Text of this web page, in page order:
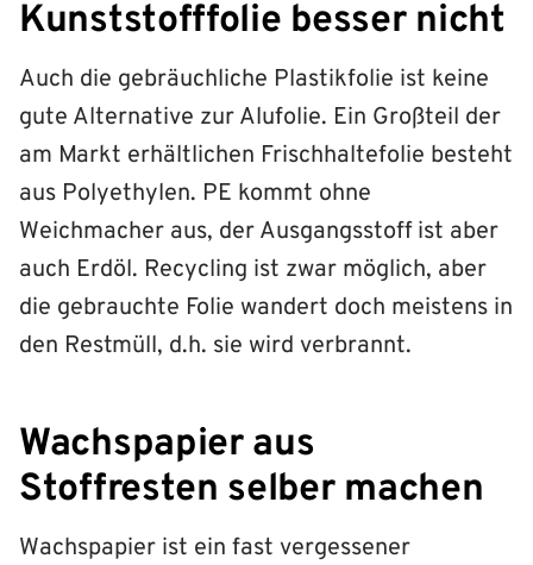
Kunststofffolie besser nicht
Auch die gebräuchliche Plastikfolie ist keine
gute Alternative zur Alufolie. Ein Großteil der
am Markt erhältlichen Frischhaltefolie besteht
aus Polyethylen. PE kommt ohne
Weichmacher aus, der Ausgangsstoff ist aber
auch Erdöl. Recycling ist zwar möglich, aber
die gebrauchte Folie wandert doch meistens in
den Restmüll, d.h. sie wird verbrannt.
Wachspapier aus
Stoffresten selber machen
Wachspapier ist ein fast vergessener